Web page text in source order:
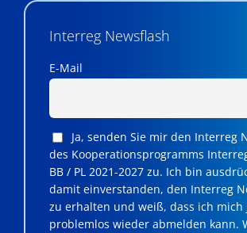
Interreg Newsflash
E-Mail
Ja, senden Sie mir den Interreg
des Kooperationsprogramms
BB / PL 2021-2027 zu. Ich bin
damit einverstanden, den Interreg
zu erhalten und weiß, dass ich mich
problemlos wieder abmelden kann.